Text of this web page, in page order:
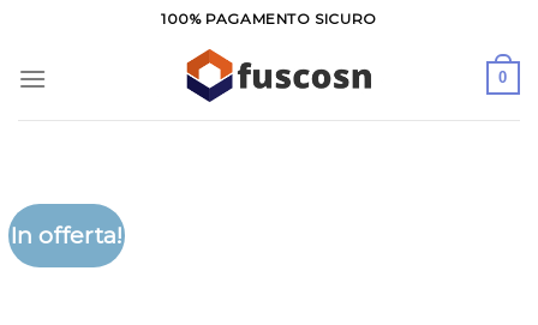
contenuti
100% PAGAMENTO SICURO
0
In offerta!